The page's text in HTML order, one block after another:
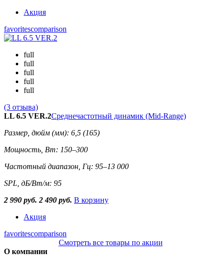
Акция
favoritescomparison
full
full
full
full
full
(3 отзыва)
LL 6.5 VER.2Среднечастотный динамик (Mid-Range)
Размер, дюйм (мм): 6,5 (165)
Мощность, Вт: 150–300
Частотный диапазон, Гц: 95–13 000
SPL, дБ/Вт/м: 95
2 990 руб. 2 490 руб. В корзину
Акция
favoritescomparison
Смотреть все товары по акции
О компании